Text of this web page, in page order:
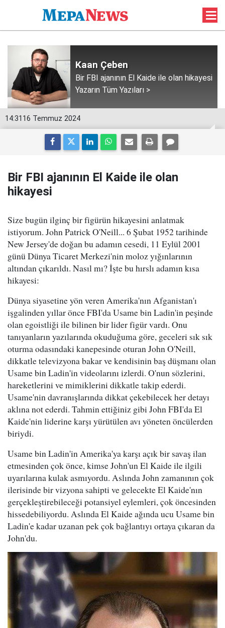
Kaan Çeben
Bir FBI ajanının El Kaide ile olan hikayesi
Yazarın Tüm Yazıları >
14:31 16 Temmuz 2024
Bir FBI ajanının El Kaide ile olan
hikayesi
Size bugün ilginç bir figürün hikayesini anlatmak
istiyorum. John Patrick O'Neill... 6 Şubat 1952 tarihinde
New Jersey'de doğan bu adamın cesedi, 11 Eylül 2001
günü Dünya Ticaret Merkezi'nin moloz yığınlarının
altından çıkarıldı. Nasıl mı? İşte bu hırslı adamın kısa
hikayesi:
Dünya siyasetine yön veren Amerika'nın Afganistan'ı
işgalinden yıllar önce FBI'da Usame bin Ladin'in peşinde
olan egoistliği ile bilinen bir lider figür vardı. Onu
tanıyanların yazılarında okuduğuma göre, geceleri sık sık
oturma odasındaki kanepesinde oturan John O'Neill,
dikkatle televizyona bakar ve kendisinin baş düşmanı olan
Usame bin Ladin'in videolarını izlerdi. O'nun sözlerini,
hareketlerini ve mimiklerini dikkatle takip ederdi.
Usame'nin davranışlarında dikkat çekebilecek her detayı
aklına not ederdi. Tahmin ettiğiniz gibi John FBI'da El
Kaide'nin liderine karşı yürütülen avı yöneten öncülerden
biriydi.
Usame bin Ladin'in Amerika'ya karşı açık bir savaş ilan
etmesinden çok önce, kimse John'un El Kaide ile ilgili
uyarılarına kulak asmıyordu. Aslında John zamanının çok
ilerisinde bir vizyona sahipti ve gelecekte El Kaide'nın
gerçekleştirebileceği potansiyel eylemleri, çok öncesinden
hissedebiliyordu. Aslında El Kaide ağında ucu Usame bin
Ladin'e kadar uzanan pek çok bağlantıyı ortaya çıkaran da
John'du.